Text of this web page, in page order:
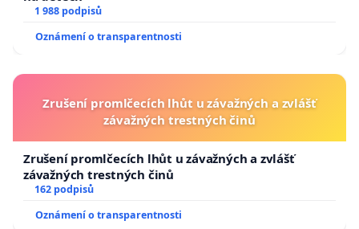
1 988 podpisů
Oznámení o transparentnosti
Zrušení promlčecích lhůt u závažných a zvlášť
závažných trestných činů
Zrušení promlčecích lhůt u závažných a zvlášť
závažných trestných činů
162 podpisů
Oznámení o transparentnosti